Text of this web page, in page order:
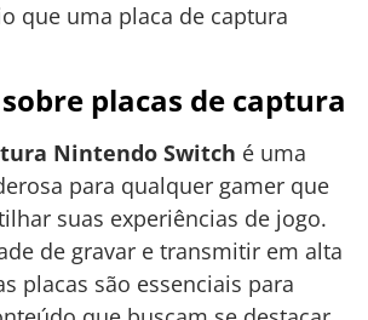
que uma placa de captura
placas de captura
Nintendo Switch é uma
para qualquer gamer que
suas experiências de jogo.
de gravar e transmitir em alta
placas são essenciais para